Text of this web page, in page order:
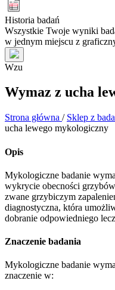
Historia badań
Wszystkie Twoje wyniki
w jednym miejscu z
Wzu
Wymaz z ucha
Strona główna / Sklep z
ucha lewego mykologiczny
Opis
Mykologiczne badanie
wykrycie obecności
zwane grzybiczym
diagnostyczna, która
dobranie odpowiedniego
Znaczenie badania
Mykologiczne badanie
znaczenie w: